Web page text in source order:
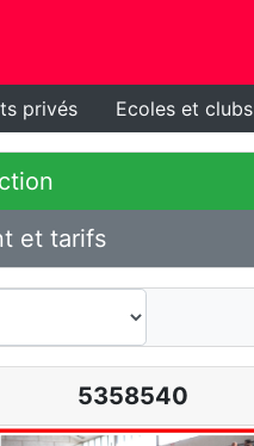
privés Ecoles et clubs
et tarifs
5358540